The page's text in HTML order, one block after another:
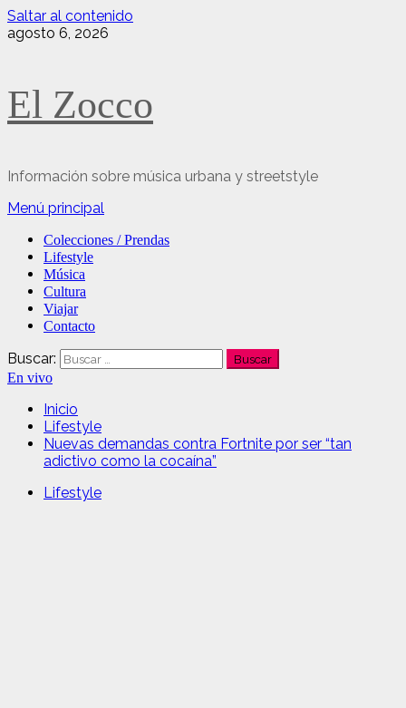
Saltar al contenido
agosto 6, 2026
El Zocco
Información sobre música urbana y streetstyle
Menú principal
Colecciones / Prendas
Lifestyle
Música
Cultura
Viajar
Contacto
Buscar:
En vivo
Inicio
Lifestyle
Nuevas demandas contra Fortnite por ser “tan
adictivo como la cocaína”
Lifestyle